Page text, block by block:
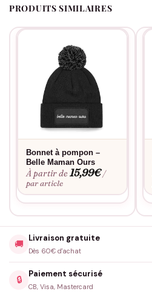
PRODUITS SIMILAIRES
Bonnet à pompon –
Belle Maman Ours
À partir de15,99€ /
par article
🚚
Livraison gratuite
Dès 60€ d'achat
🔒
Paiement sécurisé
CB, Visa, Mastercard